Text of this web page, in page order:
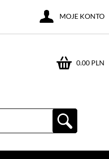
0.00 PLN
MOJE KONTO